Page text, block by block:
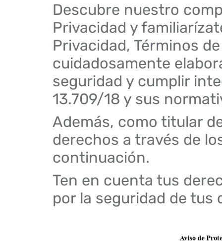
Descubre nuestro
Privacidad y
Privacidad, Términos
cuidadosamente
seguridad y cumplir
13.709/18 y sus
Además, como titular
derechos a través de
continuación.
Ten en cuenta tus
por la seguridad de tus